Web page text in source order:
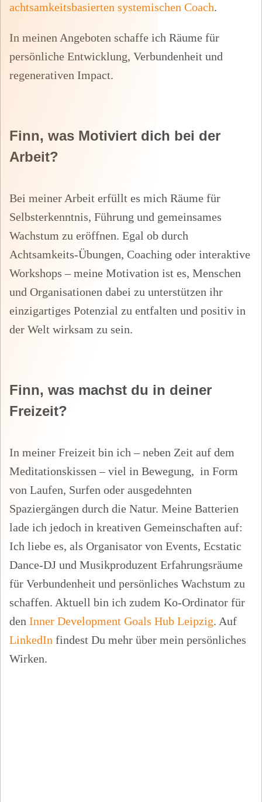
achtsamkeitsbasierten systemischen Coach.
In meinen Angeboten schaffe ich Räume für
persönliche Entwicklung, Verbundenheit und
regenerativen Impact.
Finn, was Motiviert dich bei der
Arbeit?
Bei meiner Arbeit erfüllt es mich Räume für
Selbsterkenntnis, Führung und gemeinsames
Wachstum zu eröffnen. Egal ob durch
Achtsamkeits-Übungen, Coaching oder interaktive
Workshops – meine Motivation ist es, Menschen
und Organisationen dabei zu unterstützen ihr
einzigartiges Potenzial zu entfalten und positiv in
der Welt wirksam zu sein.
Finn, was machst du in deiner
Freizeit?
In meiner Freizeit bin ich – neben Zeit auf dem
Meditationskissen – viel in Bewegung, in Form
von Laufen, Surfen oder ausgedehnten
Spaziergängen durch die Natur. Meine Batterien
lade ich jedoch in kreativen Gemeinschaften auf:
Ich liebe es, als Organisator von Events, Ecstatic
Dance-DJ und Musikproduzent Erfahrungsräume
für Verbundenheit und persönliches Wachstum zu
schaffen. Aktuell bin ich zudem Ko-Ordinator für
den Inner Development Goals Hub Leipzig. Auf
LinkedIn findest Du mehr über mein persönliches
Wirken.